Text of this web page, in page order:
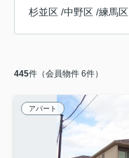
杉並区 /中野区 /練馬区
445件（会員物件 6件）
アパート